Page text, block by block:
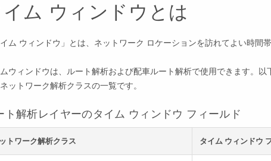
イム ウィンドウとは
イム ウィンドウ」とは、ネットワーク ロケーションを訪れてよい時間帯
ウィンドウは、ルート解析および配車ルート解析で使用できます。
ットワーク解析クラスの一覧です。
ト解析レイヤーのタイム ウィンドウ フィールド
トワーク解析クラス タイム ウィンドウ